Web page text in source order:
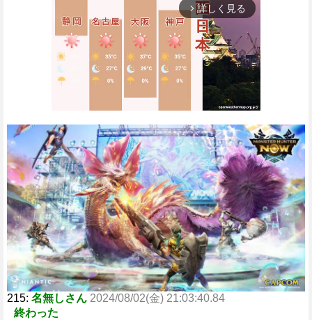
arrow_forward_ios 詳しく見る
M
u
t
e
215: 名無しさん 2024/08/02(金) 21:03:40.84
終わった